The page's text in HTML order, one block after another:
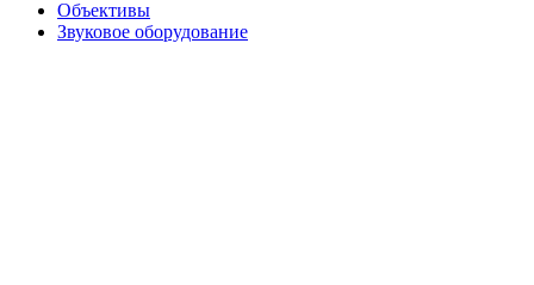
Объективы
Звуковое оборудование